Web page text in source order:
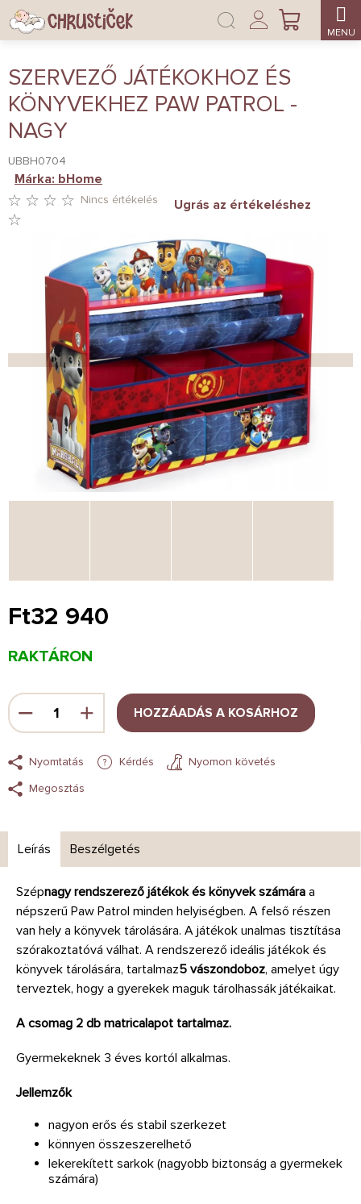
Ugrás
fő
KOSÁR
Bejelentkezés
SZERVEZŐ JÁTÉKOKHOZ ÉS
KÖNYVEKHEZ PAW PATROL -
NAGY
UBBH0704
ÁTLAGOS
ÉRTÉKELÉSE
CSILLAG.
Nincs értékelés Ugrás az értékeléshez
Márka: bHome
Ft32 940
Egységár:
RAKTÁRON
HOZZÁADÁS A KOSÁRHOZ
Nyomtatás Kérdés
Nyomon követés
Megosztás
Leírás Beszélgetés
Szépnagy rendszerező játékok és könyvek számára a
népszerű Paw Patrol minden helyiségben. A felső részen
van hely a könyvek tárolására. A játékok unalmas tisztítása
szórakoztatóvá válhat. A rendszerező ideális játékok és
könyvek tárolására, tartalmaz5 vászondoboz, amelyet úgy
terveztek, hogy a gyerekek maguk tárolhassák játékaikat.
A csomag 2 db matricalapot tartalmaz.
Gyermekeknek 3 éves kortól alkalmas.
Jellemzők
nagyon erős és stabil szerkezet
könnyen összeszerelhető
lekerekített sarkok (nagyobb biztonság a gyermekek
számára)